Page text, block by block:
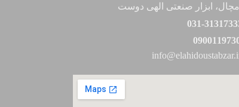
ابزار صنعتی الهی دوست
031-